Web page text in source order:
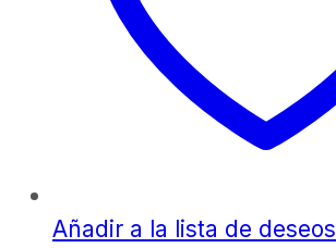
Añadir a la lista de deseos